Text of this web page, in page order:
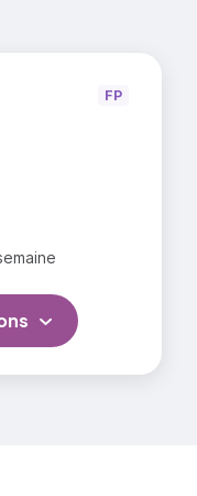
totale :
FP